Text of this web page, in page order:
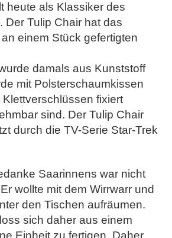
heute als Klassiker des
Der Tulip Chair hat das
einem Stück gefertigten
damals aus Kunststoff
mit Polsterschaumkissen
fixiert
sind. Der Tulip Chair
durch die TV-Serie Star-Trek
Saarinnens war nicht
wollte mit dem Wirrwarr und
den Tischen aufräumen.
sich daher aus einem
Einheit zu fertigen. Daher